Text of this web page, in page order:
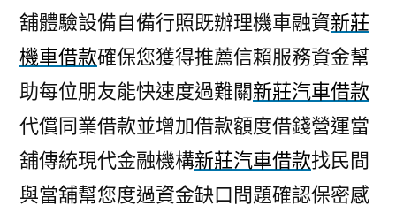
舖體驗設備自備行照既辦理機車融資新莊
機車借款確保您獲得推薦信賴服務資金幫
助每位朋友能快速度過難關新莊汽車借款
代償同業借款並增加借款額度借錢營運當
舖傳統現代金融機構新莊汽車借款找民間
與當舖幫您度過資金缺口問題確認保密感